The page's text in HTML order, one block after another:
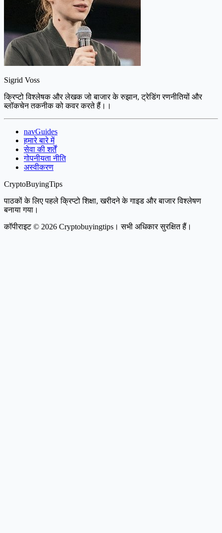
Sigrid Voss
क्रिप्टो विश्लेषक और लेखक जो बाजार के रुझान, ट्रेडिंग रणनीतियों और
ब्लॉकचेन तकनीक को कवर करते हैं।।
navGuides
हमारे बारे में
सेवा की शर्तें
गोपनीयता नीति
अस्वीकरण
CryptoBuyingTips
पाठकों के लिए पहले क्रिप्टो शिक्षा, खरीदने के गाइड और बाजार विश्लेषण
बनाया गया।
कॉपीराइट © 2026 Cryptobuyingtips। सभी अधिकार सुरक्षित हैं।